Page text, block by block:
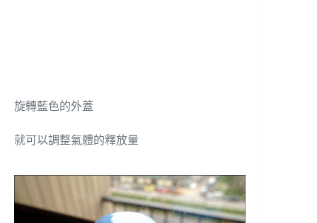
旋轉藍色的外蓋
就可以調整氣體的釋放量